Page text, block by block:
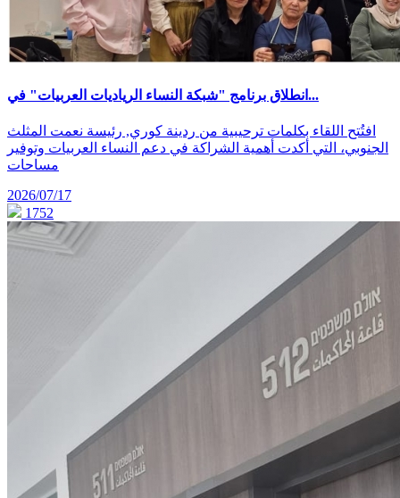
انطلاق برنامج "شبكة النساء الرياديات العربيات" في...
افتُتح اللقاء بكلمات ترحيبية من ردينة كوري, رئيسة نعمت المثلث
الجنوبي، التي أكدت أهمية الشراكة في دعم النساء العربيات وتوفير
مساحات
2026/07/17
1752